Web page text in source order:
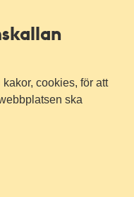
cookies, för att
ska